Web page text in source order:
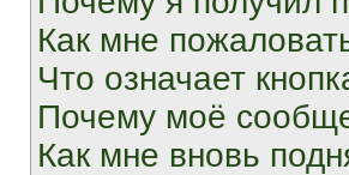
Как мне
Что означает
Почему моё
Как мне вновь